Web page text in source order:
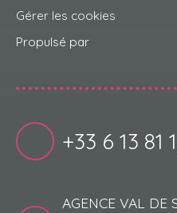
Gérer les cookies
Propulsé par
+33 6 13 81
AGENCE VAL